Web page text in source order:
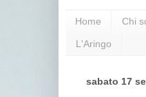
Home Chi
L'Aringo
sabato 17